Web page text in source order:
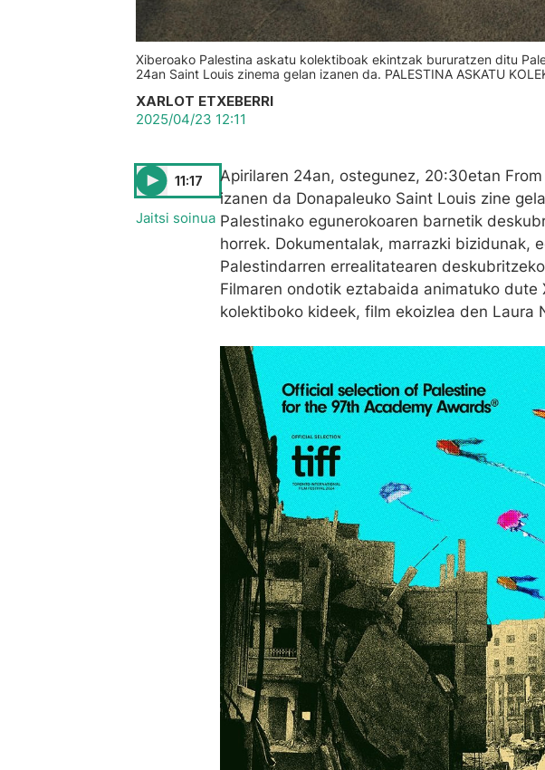
Xiberoako Palestina askatu kolektiboak ekintzak bururatzen ditu
24an Saint Louis zinema gelan izanen da. PALESTINA ASKATU
XARLOT ETXEBERRI
2025/04/23 12:11
11:17
Jaitsi soinua
Apirilaren 24an, ostegunez, 20:30etan
izanen da Donapaleuko Saint Louis zine
Palestinako egunerokoaren barnetik
horrek. Dokumentalak, marrazki bizidunak,
Palestindarren errealitatearen
Filmaren ondotik eztabaida animatuko dute
kolektiboko kideek, film ekoizlea den Laura